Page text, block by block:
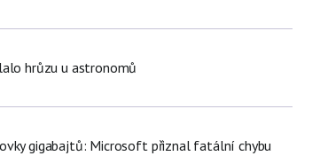
hrůzu u astronomů
gigabajtů: Microsoft přiznal fatální chybu